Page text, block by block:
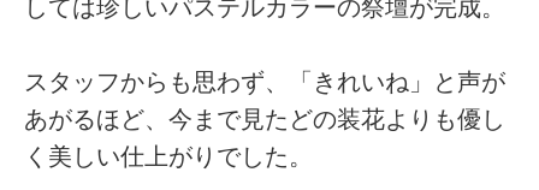
しては珍しいパステルカラーの祭壇が完成。
スタッフからも思わず、「きれいね」と声が
あがるほど、今まで見たどの装花よりも優し
く美しい仕上がりでした。